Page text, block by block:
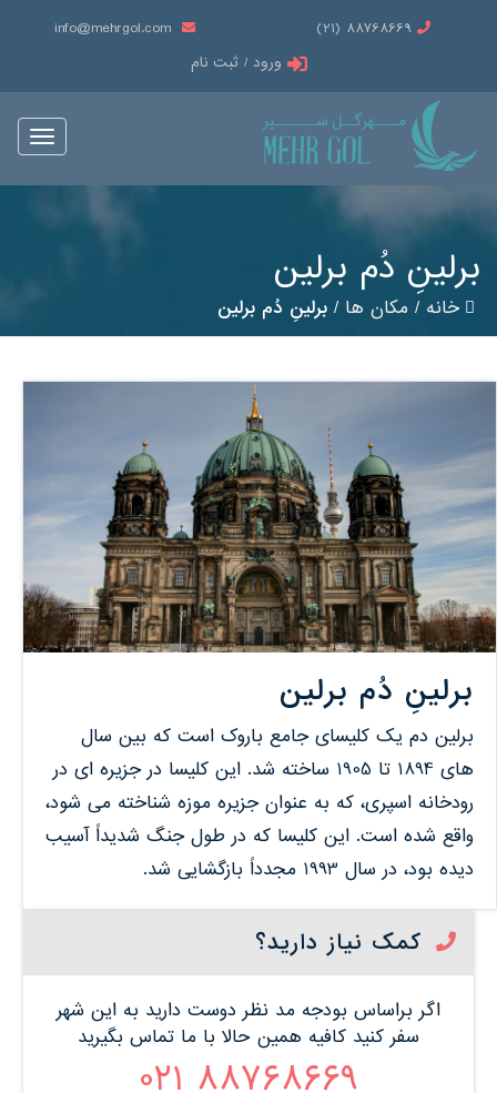
88768669 (21)
info@mehrgol.com
ورود / ثبت نام
Toggle
برلینِ دُم برلین
خانه/ مکان ها/ برلینِ دُم برلین
برلینِ دُم برلین
برلین دم یک کلیسای جامع باروک است که بین سال
های 1894 تا 1905 ساخته شد. این کلیسا در جزیره ای در
رودخانه اسپری، که به عنوان جزیره موزه شناخته می شود،
واقع شده است. این کلیسا که در طول جنگ شدیداً آسیب
دیده بود، در سال 1993 مجدداً بازگشایی شد.
کمک نیاز دارید؟
اگر براساس بودجه مد نظر دوست دارید به این شهر
سفر کنید کافیه همین حالا با ما تماس بگیرید
88768669 021